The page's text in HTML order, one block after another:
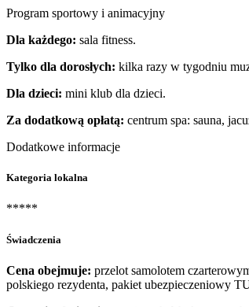
Program sportowy i animacyjny
Dla każdego: sala fitness.
Tylko dla dorosłych: kilka razy w tygodniu
Dla dzieci: mini klub dla dzieci.
Za dodatkową opłatą: centrum spa: sauna,
Dodatkowe informacje
Kategoria lokalna
*****
Świadczenia
Cena obejmuje: przelot samolotem
polskiego rezydenta, pakiet ubezpieczeniowy